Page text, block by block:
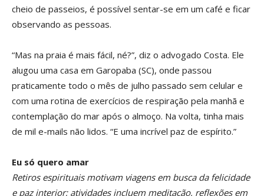
cheio de passeios, é possível sentar-se em um café e ficar
observando as pessoas.
“Mas na praia é mais fácil, né?”, diz o advogado Costa. Ele
alugou uma casa em Garopaba (SC), onde passou
praticamente todo o mês de julho passado sem celular e
com uma rotina de exercícios de respiração pela manhã e
contemplação do mar após o almoço. Na volta, tinha mais
de mil e-mails não lidos. “E uma incrível paz de espírito.”
Eu só quero amar
Retiros espirituais motivam viagens em busca da felicidade
e paz interior; atividades incluem meditação, reflexões em